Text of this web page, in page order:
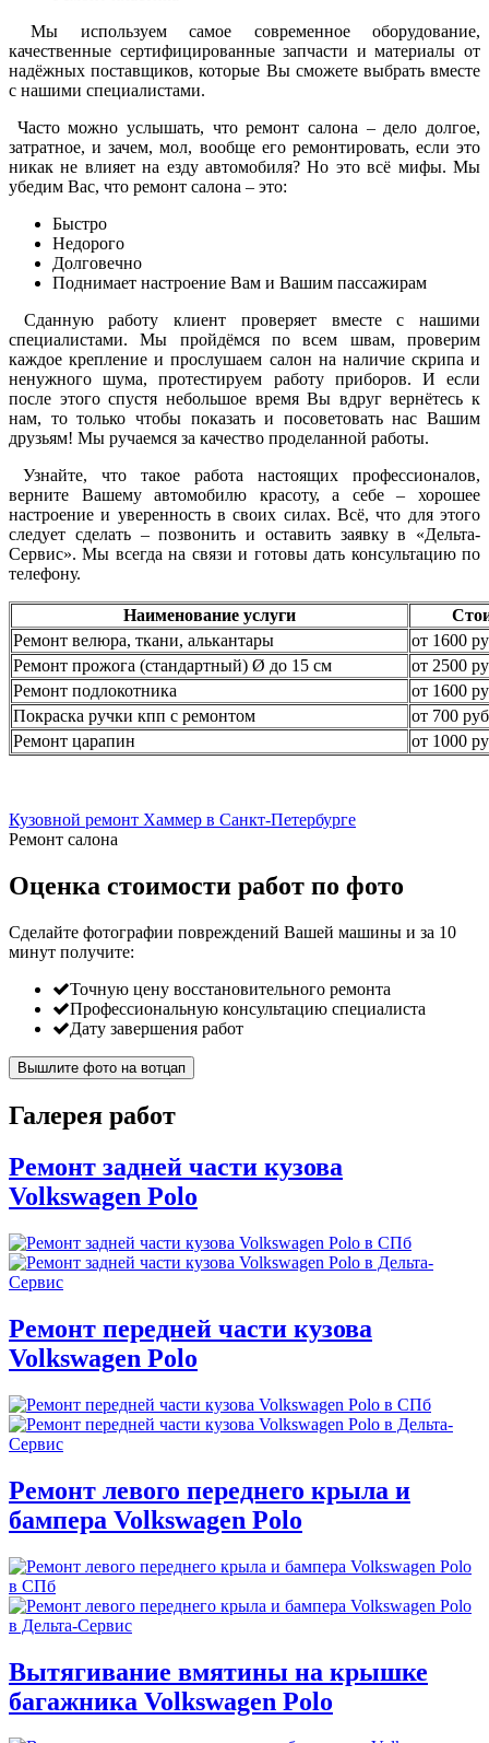
Мы используем самое современное оборудование,
качественные сертифицированные запчасти и материалы от
надёжных поставщиков, которые Вы сможете выбрать вместе
с нашими специалистами.
Часто можно услышать, что ремонт салона – дело долгое,
затратное, и зачем, мол, вообще его ремонтировать, если это
никак не влияет на езду автомобиля? Но это всё мифы. Мы
убедим Вас, что ремонт салона – это:
Быстро
Недорого
Долговечно
Поднимает настроение Вам и Вашим пассажирам
Сданную работу клиент проверяет вместе с нашими
специалистами. Мы пройдёмся по всем швам, проверим
каждое крепление и прослушаем салон на наличие скрипа и
ненужного шума, протестируем работу приборов. И если
после этого спустя небольшое время Вы вдруг вернётесь к
нам, то только чтобы показать и посоветовать нас Вашим
друзьям! Мы ручаемся за качество проделанной работы.
Узнайте, что такое работа настоящих профессионалов,
верните Вашему автомобилю красоту, а себе – хорошее
настроение и уверенность в своих силах. Всё, что для этого
следует сделать – позвонить и оставить заявку в «Дельта-
Сервис». Мы всегда на связи и готовы дать консультацию по
телефону.
Наименование услуги
Ремонт велюра, ткани, алькантары
от 1600
Ремонт прожога (стандартный) Ø до 15 см
от 2500
Ремонт подлокотника
от 1600
Покраска ручки кпп с ремонтом
от 700
Ремонт царапин
от 1000
Кузовной ремонт Хаммер в Санкт-Петербурге
Ремонт салона
Оценка стоимости работ по фото
Сделайте фотографии повреждений Вашей машины и за 10
минут получите:
Точную цену восстановительного ремонта
Профессиональную консультацию специалиста
Дату завершения работ
Вышлите фото на вотцап
Галерея работ
Ремонт задней части кузова
Volkswagen Polo
Ремонт передней части кузова
Volkswagen Polo
Ремонт левого переднего крыла и
бампера Volkswagen Polo
Вытягивание вмятины на крышке
багажника Volkswagen Polo